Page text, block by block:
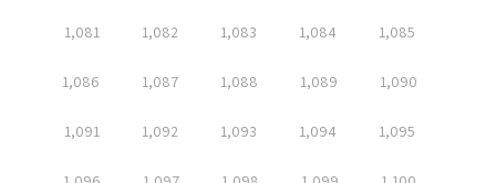
1,081 1,082 1,083 1,084 1,085
1,086 1,087 1,088 1,089 1,090
1,091 1,092 1,093 1,094 1,095